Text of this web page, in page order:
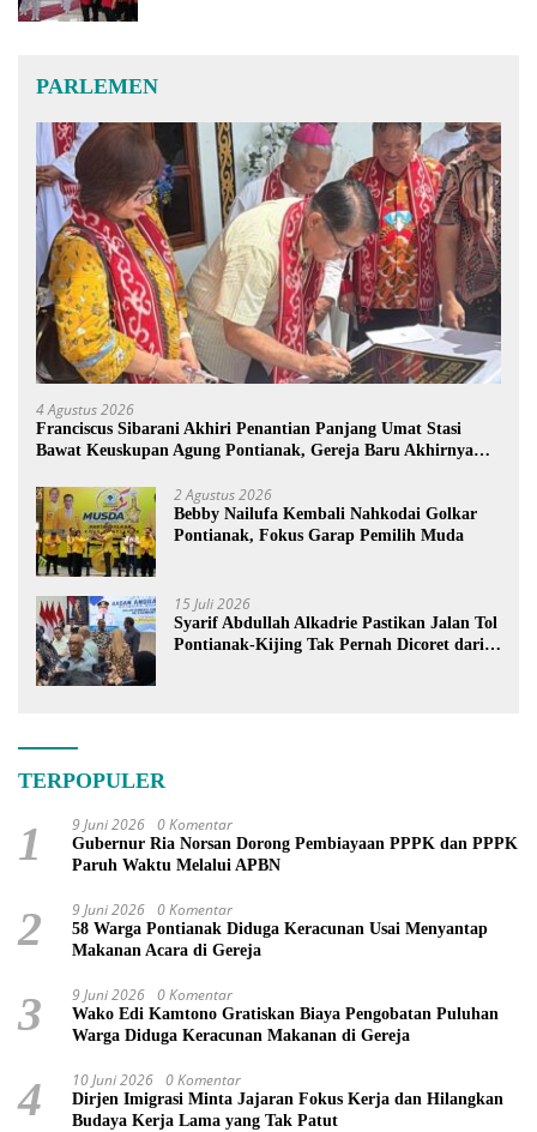
PARLEMEN
4 Agustus 2026
Franciscus Sibarani Akhiri Penantian Panjang Umat Stasi
Bawat Keuskupan Agung Pontianak, Gereja Baru Akhirnya
2 Agustus 2026
Bebby Nailufa Kembali Nahkodai Golkar
Pontianak, Fokus Garap Pemilih Muda
15 Juli 2026
Syarif Abdullah Alkadrie Pastikan Jalan Tol
Pontianak-Kijing Tak Pernah Dicoret dari
TERPOPULER
1 9 Juni 2026 0 Komentar
Gubernur Ria Norsan Dorong Pembiayaan PPPK dan PPPK
Paruh Waktu Melalui APBN
2 9 Juni 2026 0 Komentar
58 Warga Pontianak Diduga Keracunan Usai Menyantap
Makanan Acara di Gereja
3 9 Juni 2026 0 Komentar
Wako Edi Kamtono Gratiskan Biaya Pengobatan Puluhan
Warga Diduga Keracunan Makanan di Gereja
4 10 Juni 2026 0 Komentar
Dirjen Imigrasi Minta Jajaran Fokus Kerja dan Hilangkan
Budaya Kerja Lama yang Tak Patut